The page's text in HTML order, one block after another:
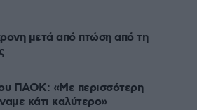
μετά από πτώση από τη
ΠΑΟΚ: «Με περισσότερη
κάτι καλύτερο»